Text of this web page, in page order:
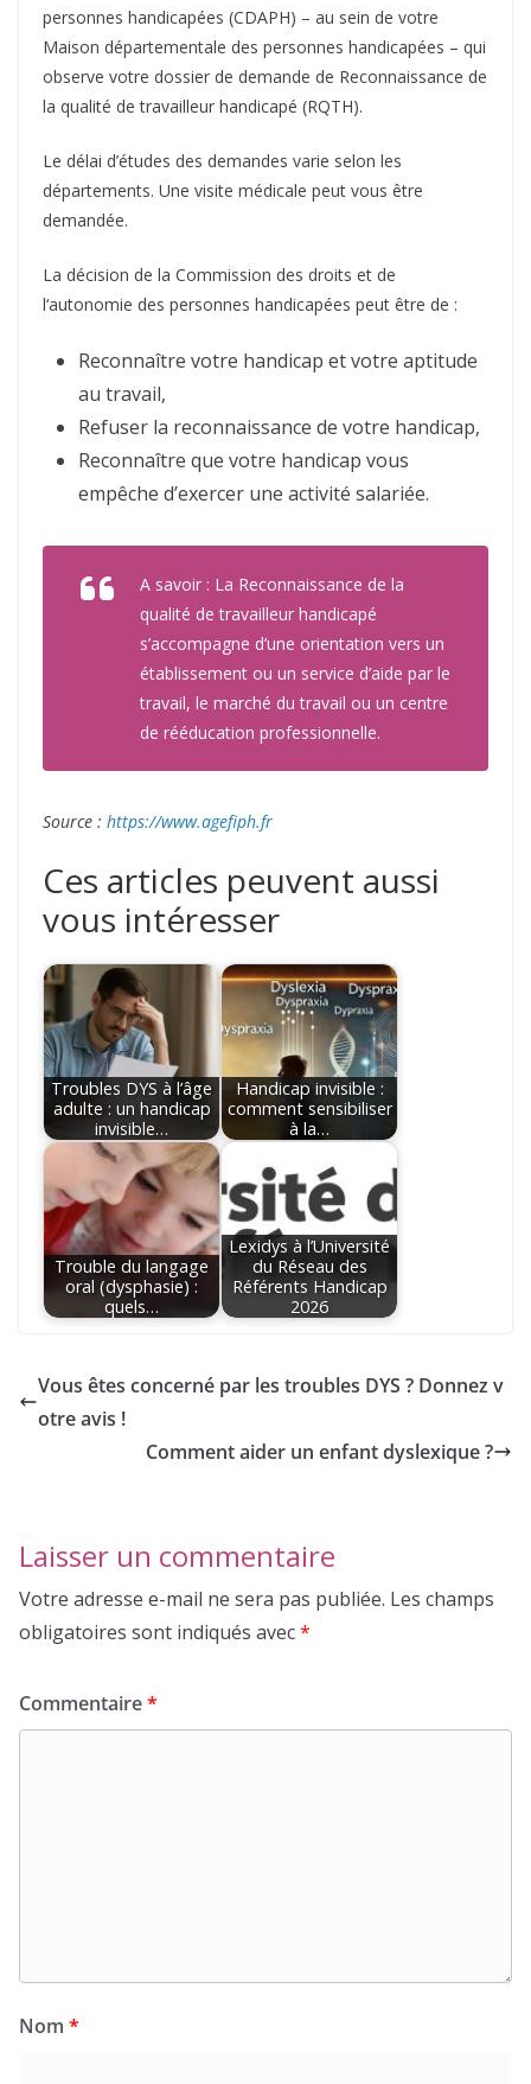
personnes handicapées (CDAPH) – au sein de votre
Maison départementale des personnes handicapées – qui
observe votre dossier de demande de Reconnaissance de
la qualité de travailleur handicapé (RQTH).
Le délai d’études des demandes varie selon les
départements. Une visite médicale peut vous être
demandée.
La décision de la Commission des droits et de
l‘autonomie des personnes handicapées peut être de :
Reconnaître votre handicap et votre aptitude
au travail,
Refuser la reconnaissance de votre handicap,
Reconnaître que votre handicap vous
empêche d’exercer une activité salariée.
A savoir : La Reconnaissance de la
qualité de travailleur handicapé
s’accompagne d’une orientation vers un
établissement ou un service d’aide par le
travail, le marché du travail ou un centre
de rééducation professionnelle.
Source : https://www.agefiph.fr
Ces articles peuvent aussi
vous intéresser
Troubles DYS à l’âge
adulte : un handicap
invisible…
Handicap invisible :
comment sensibiliser
à la…
Trouble du langage
oral (dysphasie) :
quels…
Lexidys à l’Université
du Réseau des
Référents Handicap
2026
Vous êtes concerné par les troubles DYS ? Donnez v
otre avis !
Comment aider un enfant dyslexique ?
Laisser un commentaire
Votre adresse e-mail ne sera pas publiée. Les champs
obligatoires sont indiqués avec*
Commentaire*
Nom *